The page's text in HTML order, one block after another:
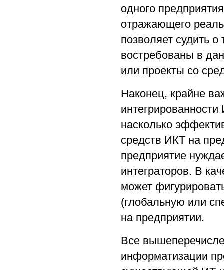
одного
отражающего
позволяет судить
востребованы в
или проекты со
Наконец, крайне
насколько
средств ИКТ на
предприятие
интеграторов. В
может
(глобальную или
на предприятии.
Все
информатизации